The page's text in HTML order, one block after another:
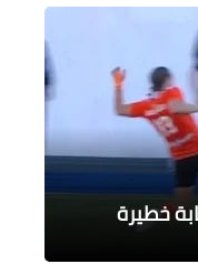
خطيرة
في الدوري
الركوب فى
درب البدو
برأيهم
مدخل الهرم